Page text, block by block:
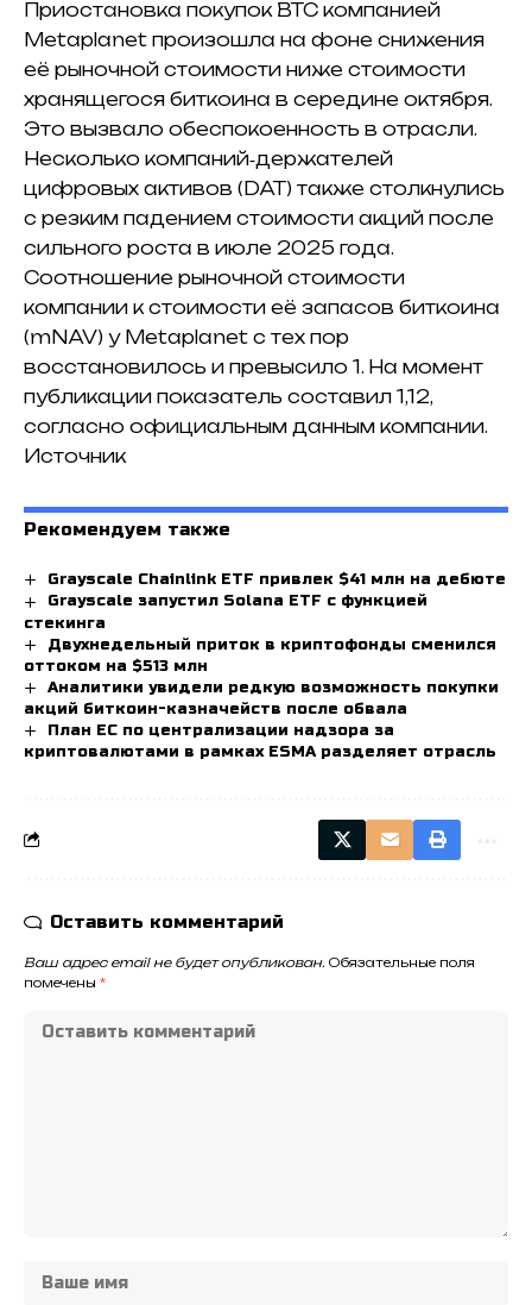
Приостановка покупок BTC компанией
Metaplanet произошла на фоне снижения
её рыночной стоимости ниже стоимости
хранящегося биткоина в середине октября.
Это вызвало обеспокоенность в отрасли.
Несколько компаний‑держателей
цифровых активов (DAT) также столкнулись
с резким падением стоимости акций после
сильного роста в июле 2025 года.
Соотношение рыночной стоимости
компании к стоимости её запасов биткоина
(mNAV) у Metaplanet с тех пор
восстановилось и превысило 1. На момент
публикации показатель составил 1,12,
согласно официальным данным компании.
Источник
Рекомендуем также
Grayscale Chainlink ETF привлек $41 млн на дебюте
Grayscale запустил Solana ETF с функцией
стекинга
Двухнедельный приток в криптофонды сменился
оттоком на $513 млн
Аналитики увидели редкую возможность покупки
акций биткоин-казначейств после обвала
План ЕС по централизации надзора за
криптовалютами в рамках ESMA разделяет отрасль
Оставить комментарий
Ваш адрес email не будет опубликован. Обязательные поля
помечены *